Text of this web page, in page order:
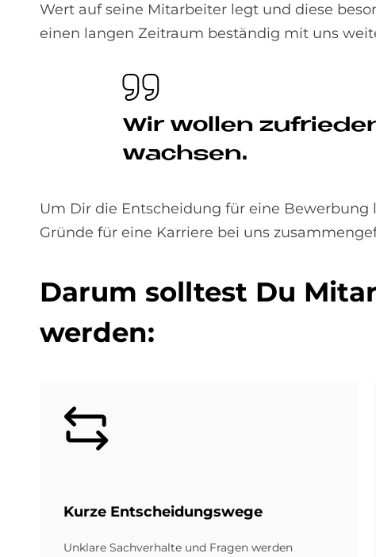
Wert auf seine Mitarbeiter legt und diese
einen langen Zeitraum beständig mit uns
Wir wol­len
wach­sen.
Um Dir die Entscheidung für eine
Gründe für eine Karriere bei uns
Dar­um soll­test Du
wer­den:
Bild
Kur­ze Ent­schei­dungs­we­ge
Unklare Sachverhalte und Fragen werden